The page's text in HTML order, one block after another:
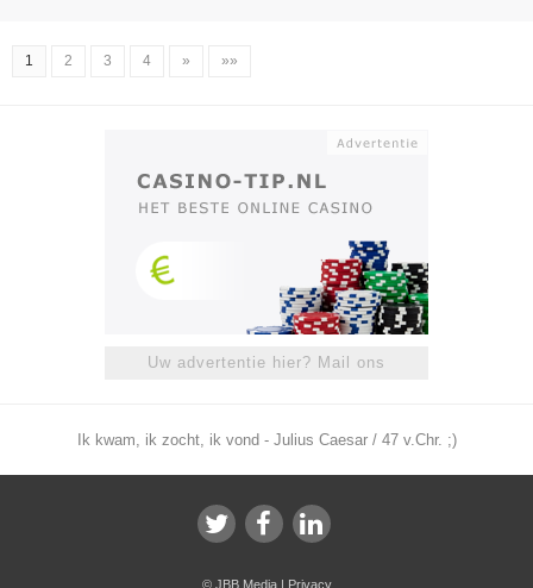
1 2 3 4 » »»
Uw advertentie hier? Mail ons
Ik kwam, ik zocht, ik vond - Julius Caesar / 47 v.Chr. ;)
© JBB Media| Privacy